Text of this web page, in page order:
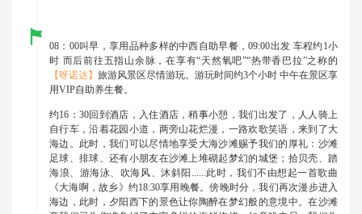
08：00叫早，享用品种多样的中西自助早餐，09:00出发 车程约1小
时 而后前往五指山余脉，在享有“天然氧吧”“热带香巴拉”之称的
【呀诺达】 旅游风景区尽情游玩。游玩时间约3个小时 中午在景区享
用VIP自助养生餐。
约16：30回到酒店，入住酒店，稍事小憩，我们出发了，人人骑上
自行车，沿着花园小道，两旁山花烂漫，一路欢歌笑语，来到了大
海边。此时，我们可以尽情地享受大海沙滩赐予我们的厚礼：沙滩
足球、排球、还有小朋友在沙滩上堆砌起梦幻的城堡；拾贝壳、踏
海浪、游海泳、吹海风、沐斜阳......此时，我们不由想起一首歌曲
《大海啊，故乡》约18:30享用晚餐。傍晚时分，我们再次漫步进入
海边，此时，夕阳西下的景色让你陶醉在梦幻般的意境中。在沙滩